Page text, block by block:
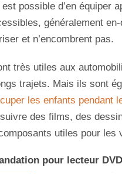
possible d’en équiper
généralement
et n’encombrent pas.
très utiles aux
trajets. Mais ils sont
les enfants pendant
des films, des
utiles pour les
pour lecteur DVD